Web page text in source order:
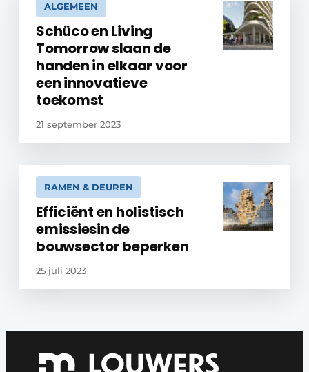
ALGEMEEN
Schüco en Living
Tomorrow slaan de
handen in elkaar voor
een innovatieve
toekomst
21 september 2023
RAMEN & DEUREN
Efficiënt en holistisch
emissiesin de
bouwsector beperken
25 juli 2023